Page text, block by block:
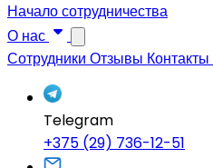
Начало сотрудничества
О нас
Сотрудники Отзывы Контакты
Telegram
+375 (29) 736-12-51